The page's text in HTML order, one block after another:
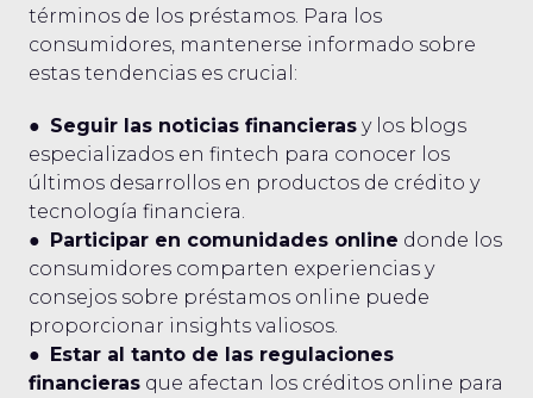
términos de los préstamos. Para los
consumidores, mantenerse informado sobre
estas tendencias es crucial:
● Seguir las noticias financieras y los blogs
especializados en fintech para conocer los
últimos desarrollos en productos de crédito y
tecnología financiera.
● Participar en comunidades online donde los
consumidores comparten experiencias y
consejos sobre préstamos online puede
proporcionar insights valiosos.
● Estar al tanto de las regulaciones
financieras que afectan los créditos online para